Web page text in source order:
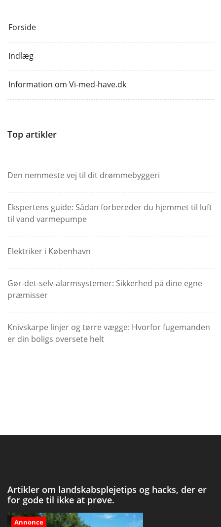
Forside
Indlæg
Information om Vi-med-have.dk
Top artikler
Den nemmeste vej til dit drømmebyggeri
Ekspertens guide: Sådan forbereder du hjemmet til luft
til vand varmepumpe
Elektriker i København
Gør-det-selv-alarmsystemer: Sikkerhed på dine egne
præmisser
Knivskarpe linjer og tørre vægge: Hvorfor fugemanden
er din boligs oversete helt
Artikler om landskabsplejetips og hacks, der er
for gode til ikke at prøve.
Annonce